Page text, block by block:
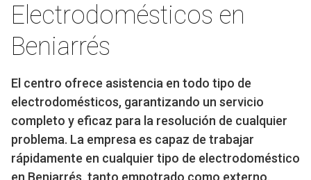
Electrodomésticos en
Beniarrés
El centro ofrece asistencia en todo tipo de
electrodomésticos, garantizando un servicio
completo y eficaz para la resolución de cualquier
problema. La empresa es capaz de trabajar
rápidamente en cualquier tipo de electrodoméstico
en Beniarrés, tanto empotrado como externo,